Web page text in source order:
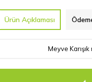
Ürün Açıklaması
Meyve